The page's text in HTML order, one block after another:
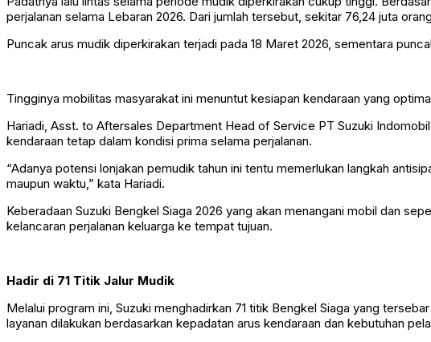
perjalanan selama Lebaran 2026. Dari jumlah tersebut, sekitar 76,24 juta
Puncak arus mudik diperkirakan terjadi pada 18 Maret 2026, sementara
Tingginya mobilitas masyarakat ini menuntut kesiapan kendaraan yang
Hariadi, Asst. to Aftersales Department Head of Service PT Suzuki
kendaraan tetap dalam kondisi prima selama perjalanan.
“Adanya potensi lonjakan pemudik tahun ini tentu memerlukan langkah
maupun waktu,” kata Hariadi.
Keberadaan Suzuki Bengkel Siaga 2026 yang akan menangani mobil dan
kelancaran perjalanan keluarga ke tempat tujuan.
Hadir di 71 Titik Jalur Mudik
Melalui program ini, Suzuki menghadirkan 71 titik Bengkel Siaga yang
layanan dilakukan berdasarkan kepadatan arus kendaraan dan kebutuhan